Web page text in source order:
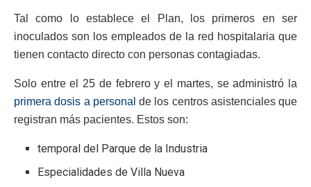
Tal como lo establece el Plan, los primeros en ser
inoculados son los empleados de la red hospitalaria que
tienen contacto directo con personas contagiadas.
Solo entre el 25 de febrero y el martes, se administró la
primera dosis a personal de los centros asistenciales que
registran más pacientes. Estos son:
temporal del Parque de la Industria
Especialidades de Villa Nueva